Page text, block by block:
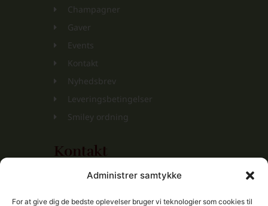
Administrer samtykke
For at give dig de bedste oplevelser bruger vi teknologier som cookies til
Champagner
Gaver
Events
Kontakt
Nyhedsbrev
Leveringsbetingelser
Smiley ordning
Kontakt
Selandia Wine ApS
Mathilde Parken 23, 4. th.